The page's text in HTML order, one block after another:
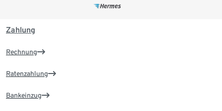
Zahlung
Rechnung
Ratenzahlung
Bankeinzug